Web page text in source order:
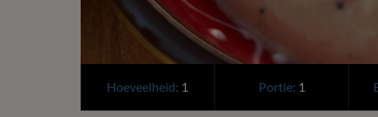
Hoeveelheid: 1 Portie: 1